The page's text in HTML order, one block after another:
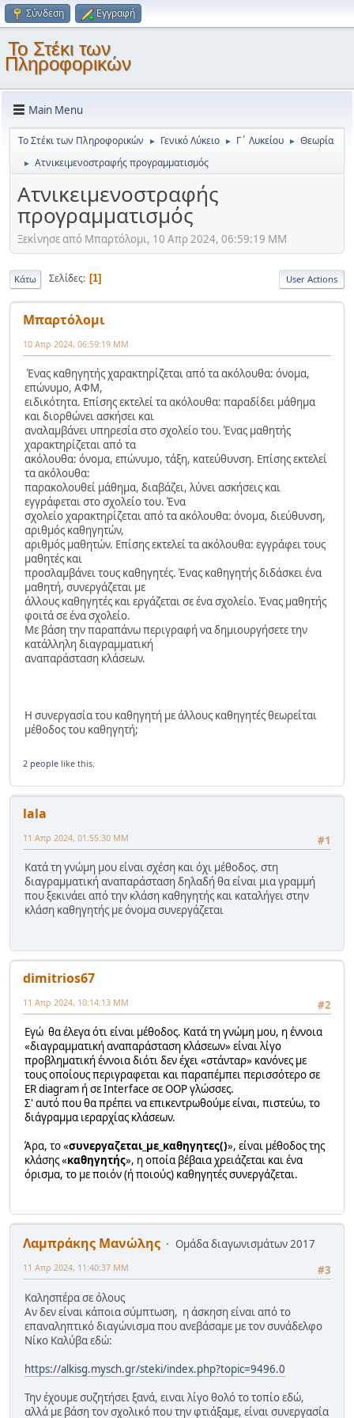
Σύνδεση Εγγραφή
Το Στέκι των
Πληροφορικών
Main Menu
Το Στέκι των Πληροφορικών ► Γενικό Λύκειο ► Γ΄ Λυκείου ► Θεωρία
► Ατνικειμενοστραφής προγραμματισμός
Ατνικειμενοστραφής
προγραμματισμός
Ξεκίνησε από Μπαρτόλομι, 10 Απρ 2024, 06:59:19 ΜΜ
Κάτω Σελίδες 1 User Actions
Μπαρτόλομι
10 Απρ 2024, 06:59:19 ΜΜ
Ένας καθηγητής χαρακτηρίζεται από τα ακόλουθα: όνομα,
επώνυμο, ΑΦΜ,
ειδικότητα. Επίσης εκτελεί τα ακόλουθα: παραδίδει μάθημα
και διορθώνει ασκήσει και
αναλαμβάνει υπηρεσία στο σχολείο του. Ένας μαθητής
χαρακτηρίζεται από τα
ακόλουθα: όνομα, επώνυμο, τάξη, κατεύθυνση. Επίσης εκτελεί
τα ακόλουθα:
παρακολουθεί μάθημα, διαβάζει, λύνει ασκήσεις και
εγγράφεται στο σχολείο του. Ένα
σχολείο χαρακτηρίζεται από τα ακόλουθα: όνομα, διεύθυνση,
αριθμός καθηγητών,
αριθμός μαθητών. Επίσης εκτελεί τα ακόλουθα: εγγράφει τους
μαθητές και
προσλαμβάνει τους καθηγητές. Ένας καθηγητής διδάσκει ένα
μαθητή, συνεργάζεται με
άλλους καθηγητές και εργάζεται σε ένα σχολείο. Ένας μαθητής
φοιτά σε ένα σχολείο.
Με βάση την παραπάνω περιγραφή να δημιουργήσετε την
κατάλληλη διαγραμματική
αναπαράσταση κλάσεων.
Η συνεργασία του καθηγητή με άλλους καθηγητές θεωρείται
μέθοδος του καθηγητή;
2 people like this.
lala
#1
11 Απρ 2024, 01:55:30 ΜΜ
Κατά τη γνώμη μου είναι σχέση και όχι μέθοδος. στη
διαγραμματική αναπαράσταση δηλαδή θα είναι μια γραμμή
που ξεκινάει από την κλάση καθηγητής και καταλήγει στην
κλάση καθηγητής με όνομα συνεργάζεται
dimitrios67
#2
11 Απρ 2024, 10:14:13 ΜΜ
Εγώ θα έλεγα ότι είναι μέθοδος. Κατά τη γνώμη μου, η έννοια
«διαγραμματική αναπαράσταση κλάσεων» είναι λίγο
προβληματική έννοια διότι δεν έχει «στάνταρ» κανόνες με
τους οποίους περιγραφεται και παραπέμπει περισσότερο σε
ER diagram ή σε Interface σε OOP γλώσσες.
Σ' αυτό που θα πρέπει να επικεντρωθούμε είναι, πιστεύω, το
διάγραμμα ιεραρχίας κλάσεων.
Άρα, το «συνεργαζεται_με_καθηγητες()», είναι μέθοδος της
κλάσης «καθηγητής», η οποία βέβαια χρειάζεται και ένα
όρισμα, το με ποιόν (ή ποιούς) καθηγητές συνεργάζεται.
Λαμπράκης Μανώλης
Ομάδα διαγωνισμάτων 2017
#3
11 Απρ 2024, 11:40:37 ΜΜ
Καλησπέρα σε όλους
Αν δεν είναι κάποια σύμπτωση, η άσκηση είναι από το
επαναληπτικό διαγώνισμα που ανεβάσαμε με τον συνάδελφο
Νίκο Καλύβα εδώ:
https://alkisg.mysch.gr/steki/index.php?topic=9496.0
Την έχουμε συζητήσει ξανά, ειναι λίγο θολό το τοπίο εδώ,
αλλά με βάση τον σχολικό που την φτιάξαμε, είναι συνεργασία